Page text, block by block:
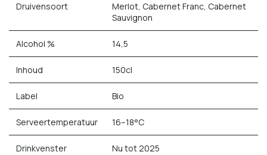
Druivensoort
Merlot, Cabernet Franc, Cabernet
Sauvignon
Alcohol % 14,5
Inhoud 150cl
Label Bio
Serveertemperatuur 16–18°C
Drinkvenster Nu tot 2025